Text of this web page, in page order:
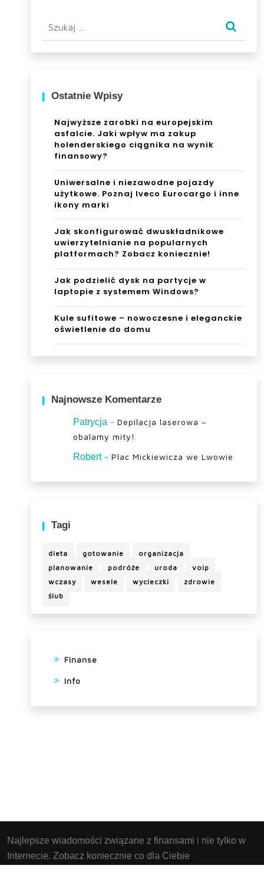
Ostatnie Wpisy
Najwyższe zarobki na europejskim
asfalcie. Jaki wpływ ma zakup
holenderskiego ciągnika na wynik
finansowy?
Uniwersalne i niezawodne pojazdy
użytkowe. Poznaj Iveco Eurocargo i inne
ikony marki
Jak skonfigurować dwuskładnikowe
uwierzytelnianie na popularnych
platformach? Zobacz koniecznie!
Jak podzielić dysk na partycje w
laptopie z systemem Windows?
Kule sufitowe – nowoczesne i eleganckie
oświetlenie do domu
Najnowsze Komentarze
Patrycja - Depilacja laserowa –
obalamy mity!
Robert- Plac Mickiewicza we Lwowie
Tagi
dieta gotowanie
organizacja
planowanie
podróże uroda
voip
wczasy
wesele wycieczki
zdrowie
ślub
Finanse
Info
Najlepsze wiadomości związane z finansami i nie tylko w
Internecie. Zobacz koniecznie co dla Ciebie